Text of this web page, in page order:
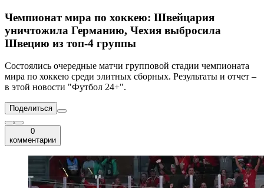
Чемпионат мира по хоккею: Швейцария
уничтожила Германию, Чехия выбросила
Швецию из топ-4 группы
Состоялись очередные матчи групповой стадии чемпионата
мира по хоккею среди элитных сборных. Результаты и отчет –
в этой новости "Футбол 24+".
Поделиться
0
комментарии